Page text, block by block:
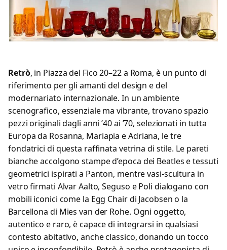
Retrò, in Piazza del Fico 20–22 a Roma, è un punto di
riferimento per gli amanti del design e del
modernariato internazionale. In un ambiente
scenografico, essenziale ma vibrante, trovano spazio
pezzi originali dagli anni ’40 ai ’70, selezionati in tutta
Europa da Rosanna, Mariapia e Adriana, le tre
fondatrici di questa raffinata vetrina di stile. Le pareti
bianche accolgono stampe d’epoca dei Beatles e tessuti
geometrici ispirati a Panton, mentre vasi-scultura in
vetro firmati Alvar Aalto, Seguso e Poli dialogano con
mobili iconici come la Egg Chair di Jacobsen o la
Barcellona di Mies van der Rohe. Ogni oggetto,
autentico e raro, è capace di integrarsi in qualsiasi
contesto abitativo, anche classico, donando un tocco